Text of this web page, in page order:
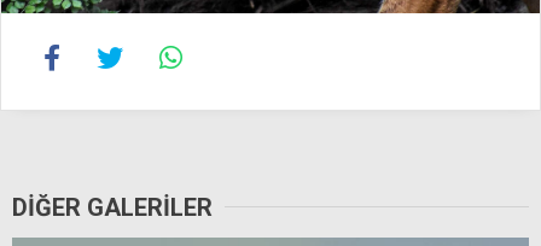
DİĞER GALERİLER